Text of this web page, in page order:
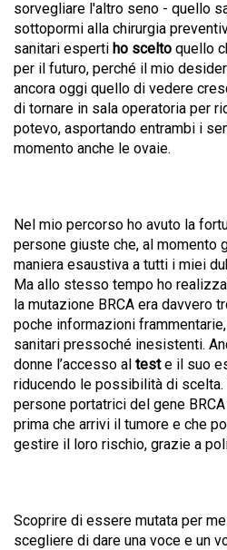
sorvegliare l'altro seno - quello
sottopormi alla chirurgia
sanitari esperti ho scelto quello
per il futuro, perché il mio
ancora oggi quello di vedere
di tornare in sala operatoria per
potevo, asportando entrambi i
momento anche le ovaie.
Nel mio percorso ho avuto la
persone giuste che, al momento
maniera esaustiva a tutti i miei
Ma allo stesso tempo ho
la mutazione BRCA era davvero
poche informazioni
sanitari pressoché inesistenti.
donne l’accesso al teste il suo
riducendo le possibilità di scelta.
persone portatrici del gene
prima che arrivi il tumore e che
gestire il loro rischio, grazie a
Scoprire di essere mutata per
scegliere di dare una voce e un